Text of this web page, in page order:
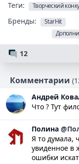
Теги: Творческий
Бренды:
StarHit
12
Комментарии
Андрей
Что ? Тут
Полина
Я то думала,
увиденное в
ошибки